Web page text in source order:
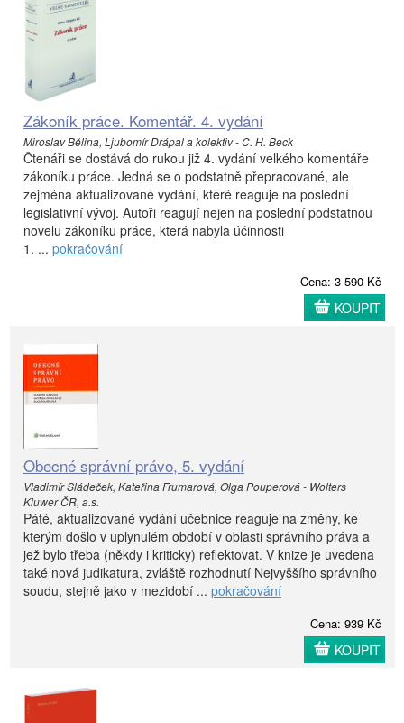
Zákoník práce. Komentář. 4. vydání
Miroslav Bělina, Ljubomír Drápal a kolektiv - C. H. Beck
Čtenáři se dostává do rukou již 4. vydání velkého komentáře
zákoníku práce. Jedná se o podstatně přepracované, ale
zejména aktualizované vydání, které reaguje na poslední
legislativní vývoj. Autoři reagují nejen na poslední podstatnou
novelu zákoníku práce, která nabyla účinnosti
1. ... pokračování
Cena: 3 590 Kč
KOUPIT
Obecné správní právo, 5. vydání
Vladimír Sládeček, Kateřina Frumarová, Olga Pouperová - Wolters
Kluwer ČR, a.s.
Páté, aktualizované vydání učebnice reaguje na změny, ke
kterým došlo v uplynulém období v oblasti správního práva a
jež bylo třeba (někdy i kriticky) reflektovat. V knize je uvedena
také nová judikatura, zvláště rozhodnutí Nejvyššího správního
soudu, stejně jako v mezidobí ... pokračování
Cena: 939 Kč
KOUPIT